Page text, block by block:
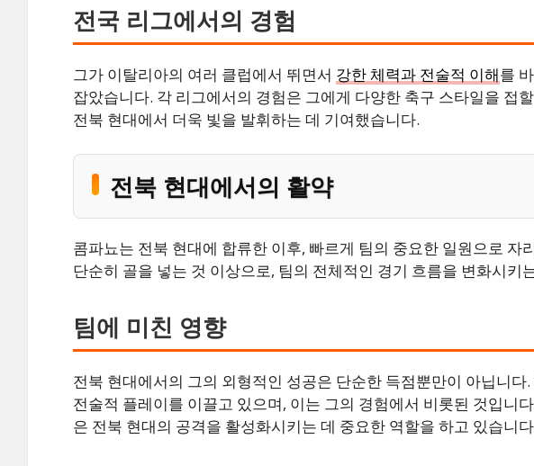
전국 리그에서의 경험
그가 이탈리아의 여러 클럽에서 뛰면서 강한 체력과 전술적 이해를
잡았습니다. 각 리그에서의 경험은 그에게 다양한 축구 스타일을 접
전북 현대에서 더욱 빛을 발휘하는 데 기여했습니다.
전북 현대에서의 활약
콤파뇨는 전북 현대에 합류한 이후, 빠르게 팀의 중요한 일원으로 자
단순히 골을 넣는 것 이상으로, 팀의 전체적인 경기 흐름을 변화시키
팀에 미친 영향
전북 현대에서의 그의 외형적인 성공은 단순한 득점뿐만이 아닙니
전술적 플레이를 이끌고 있으며, 이는 그의 경험에서 비롯된 것입니
은 전북 현대의 공격을 활성화시키는 데 중요한 역할을 하고 있습니